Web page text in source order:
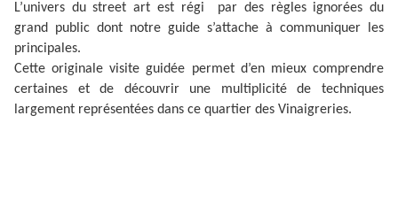
L’univers du street art est régi par des règles ignorées du
grand public dont notre guide s’attache à communiquer les
principales.
Cette originale visite guidée permet d’en mieux comprendre
certaines et de découvrir une multiplicité de techniques
largement représentées dans ce quartier des Vinaigreries.